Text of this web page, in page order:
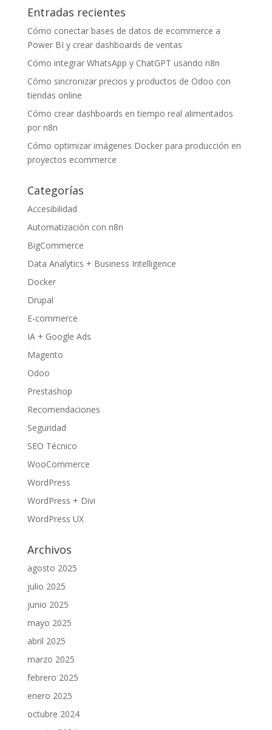
Entradas recientes
Cómo conectar bases de datos de ecommerce a
Power BI y crear dashboards de ventas
Cómo integrar WhatsApp y ChatGPT usando n8n
Cómo sincronizar precios y productos de Odoo con
tiendas online
Cómo crear dashboards en tiempo real alimentados
por n8n
Cómo optimizar imágenes Docker para producción en
proyectos ecommerce
Categorías
Accesibilidad
Automatización con n8n
BigCommerce
Data Analytics + Business Intelligence
Docker
Drupal
E-commerce
IA + Google Ads
Magento
Odoo
Prestashop
Recomendaciones
Seguridad
SEO Técnico
WooCommerce
WordPress
WordPress + Divi
WordPress UX
Archivos
agosto 2025
julio 2025
junio 2025
mayo 2025
abril 2025
marzo 2025
febrero 2025
enero 2025
octubre 2024